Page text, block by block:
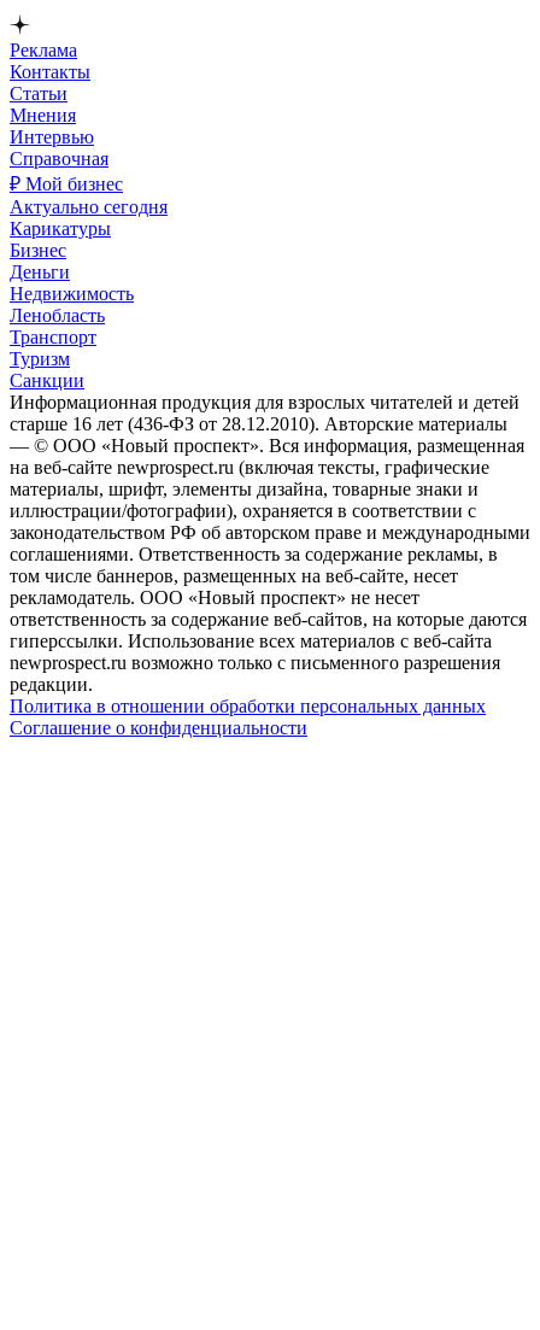
Реклама
Контакты
Статьи
Мнения
Интервью
Справочная
₽ Мой бизнес
Актуально сегодня
Карикатуры
Бизнес
Деньги
Недвижимость
Ленобласть
Транспорт
Туризм
Санкции
Информационная продукция для взрослых читателей и детей
старше 16 лет (436-ФЗ от 28.12.2010). Авторские материалы
— © ООО «Новый проспект». Вся информация, размещенная
на веб-сайте newprospect.ru (включая тексты, графические
материалы, шрифт, элементы дизайна, товарные знаки и
иллюстрации/фотографии), охраняется в соответствии с
законодательством РФ об авторском праве и международными
соглашениями. Ответственность за содержание рекламы, в
том числе баннеров, размещенных на веб-сайте, несет
рекламодатель. ООО «Новый проспект» не несет
ответственность за содержание веб-сайтов, на которые даются
гиперссылки. Использование всех материалов с веб-сайта
newprospect.ru возможно только с письменного разрешения
редакции.
Политика в отношении обработки персональных данных
Соглашение о конфиденциальности